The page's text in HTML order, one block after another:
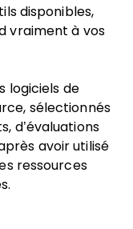
disponibles,
vraiment à vos
logiciels de
sélectionnés
d’évaluations
avoir utilisé
ressources